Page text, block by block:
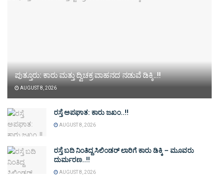
ಪುತ್ತೂರು: ಕಾರು ಮತ್ತು ದ್ವಿಚಕ್ರ ವಾಹನದ ನಡುವೆ ಡಿಕ್ಕಿ..!!
AUGUST 8, 2026
ರಸ್ತೆ ಅಪಘಾತ: ಕಾರು ಜಖಂ..!!
AUGUST 8, 2026
ರಸ್ತೆ ಬದಿ ನಿಂತಿದ್ದ ಸಿಲಿಂಡರ್ ಲಾರಿಗೆ ಕಾರು ಡಿಕ್ಕಿ – ಮೂವರು
ದುರ್ಮರಣ..!!
AUGUST 8, 2026